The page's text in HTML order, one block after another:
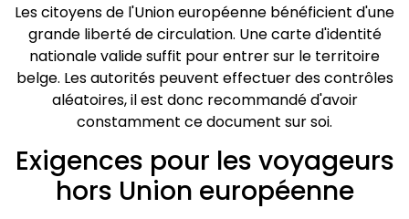
Les citoyens de l'Union européenne bénéficient d'une
grande liberté de circulation. Une carte d'identité
nationale valide suffit pour entrer sur le territoire
belge. Les autorités peuvent effectuer des contrôles
aléatoires, il est donc recommandé d'avoir
constamment ce document sur soi.
Exigences pour les voyageurs
hors Union européenne